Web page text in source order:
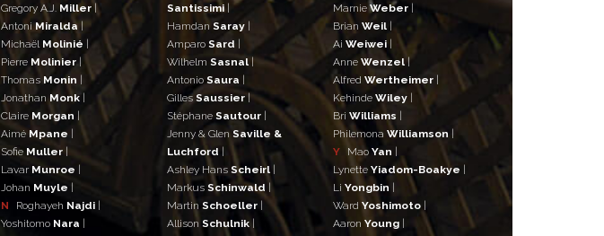
Gregory A.J. Miller|
AntoniMiralda |
Michaël Molinié |
Pierre Molinier |
Thomas Monin |
Jonathan Monk|
Claire Morgan |
Aimé Mpane |
Sofie Muller |
Lavar Munroe |
Johan Muyle |
N
Roghayeh Najdi |
Yoshitomo Nara |
Santissimi |
Hamdan Saray |
Amparo Sard |
Wilhelm Sasnal |
Antonio Saura |
Gilles Saussier|
Stéphane Sautour |
Jenny & Glen Saville &
Luchford |
Ashley Hans Scheirl |
Markus Schinwald |
Martin Schoeller |
Allison Schulnik |
Marnie Weber |
Brian Weil |
Ai Weiwei |
Anne Wenzel|
Alfred Wertheimer |
Kehinde Wiley |
Bri Williams |
Philemona Williamson |
Y
Mao Yan |
Lynette Yiadom-Boakye |
Li Yongbin |
Ward Yoshimoto |
Aaron Young |